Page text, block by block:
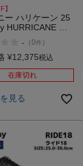
】
ー ハリケーン 25
HURRICANE ア
- （0件 ）
¥12,375税込
在庫切れ
見る